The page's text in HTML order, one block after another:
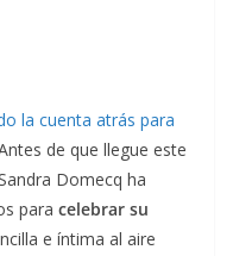
la cuenta atrás para
de que llegue este
Domecq ha
para celebrar su
e íntima al aire